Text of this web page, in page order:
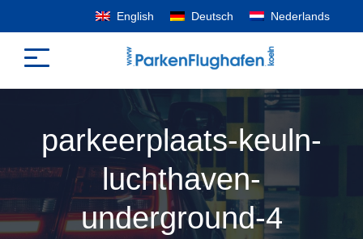
English Deutsch Nederlands
parkeerplaats-keuln-
luchthaven-
underground-4